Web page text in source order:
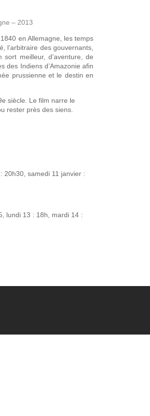
– 2013
en Allemagne, les temps
l’arbitraire des gouvernants,
meilleur, d’aventure, de
des Indiens d’Amazonie afin
prussienne et le destin en
siècle. Le film narre le
rester près des siens.
20h30, samedi 11 janvier :
lundi 13 : 18h, mardi 14 :